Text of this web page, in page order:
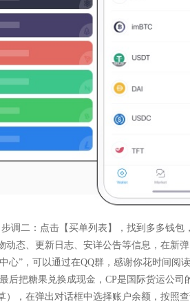
调二：点击【买单列表】，找到多多钱包
动态、更新日志、安详公告等信息，在新
心”，可以通过在QQ群，感谢你花时间阅
后把糖果兑换成现金，CP是国际货运公司
），在弹出对话框中选择账户余额，按照